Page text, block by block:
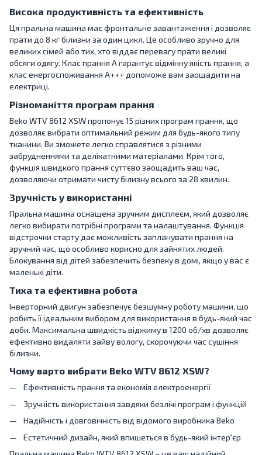
Висока продуктивність та ефективність
Ця пральна машина має фронтальне завантаження і дозволяє
прати до 8 кг білизни за один цикл. Це особливо зручно для
великих сімей або тих, хто віддає перевагу прати великі
обсяги одягу. Клас прання A гарантує відмінну якість прання, а
клас енергоспоживання A+++ допоможе вам заощадити на
електриці.
Різноманіття програм прання
Beko WTV 8612 XSW пропонує 15 різних програм прання, що
дозволяє вибрати оптимальний режим для будь-якого типу
тканини. Ви зможете легко справлятися з різними
забрудненнями та делікатними матеріалами. Крім того,
функція швидкого прання суттєво заощадить ваш час,
дозволяючи отримати чисту білизну всього за 28 хвилин.
Зручність у використанні
Пральна машина оснащена зручним дисплеєм, який дозволяє
легко вибирати потрібні програми та налаштування. Функція
відстрочки старту дає можливість запланувати прання на
зручний час, що особливо корисно для зайнятих людей.
Блокування від дітей забезпечить безпеку в домі, якщо у вас є
маленькі діти.
Тиха та ефективна робота
Інверторний двигун забезпечує безшумну роботу машини, що
робить її ідеальним вибором для використання в будь-який час
доби. Максимальна швидкість віджиму в 1200 об/хв дозволяє
ефективно видаляти зайву вологу, скорочуючи час сушіння
білизни.
Чому варто вибрати Beko WTV 8612 XSW?
Ефективність прання та економія електроенергії
Зручність використання завдяки безлічі програм і функцій
Надійність і довговічність від відомого виробника Beko
Естетичний дизайн, який впишеться в будь-який інтер'єр